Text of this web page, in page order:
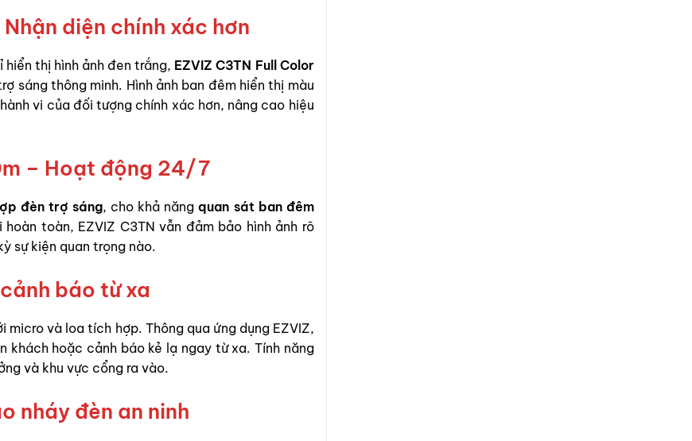
diện chính xác hơn
thị hình ảnh đen trắng, EZVIZ C3TN Full Color
sáng thông minh. Hình ảnh ban đêm hiển thị màu
vi của đối tượng chính xác hơn, nâng cao hiệu
– Hoạt động 24/7
đèn trợ sáng, cho khả năngquan sát ban đêm
toàn, EZVIZ C3TN vẫn đảm bảo hình ảnh rõ
sự kiện quan trọng nào.
báo từ xa
micro và loa tích hợp. Thông qua ứng dụng EZVIZ,
khách hoặc cảnh báo kẻ lạ ngay từ xa. Tính năng
và khu vực cổng ra vào.
nháy đèn an ninh